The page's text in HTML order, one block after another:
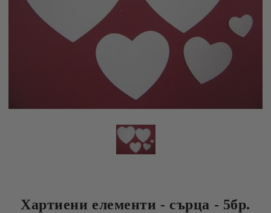
Хартиени елементи - сърца - 5бр.